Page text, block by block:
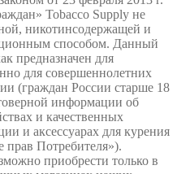
Tobacco Supply не
никотинсодержащей и
способом. Данный
предназначен для
для совершеннолетних
(граждан России старше 18
информации об
и качественных
и аксессуарах для курения
прав Потребителя»).
приобрести только в